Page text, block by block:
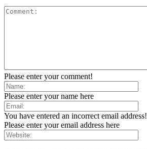
Please enter your comment!
Please enter your name here
You have entered an incorrect email address!
Please enter your email address here